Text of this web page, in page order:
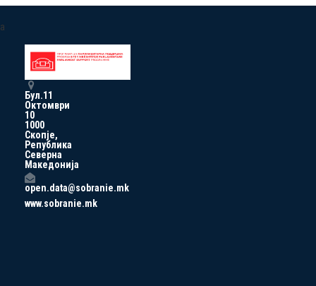
a
Бул.11
Октомври
10
1000
Скопје,
Република
Северна
Македонија
open.data@sobranie.mk
www.sobranie.mk